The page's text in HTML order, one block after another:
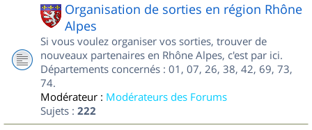
Organisation de sorties en région Rhône
Alpes
Si vous voulez organiser vos sorties, trouver de
nouveaux partenaires en Rhône Alpes, c'est par ici.
Départements concernés : 01, 07, 26, 38, 42, 69, 73,
74.
Modérateur : Modérateurs des Forums
Sujets : 222